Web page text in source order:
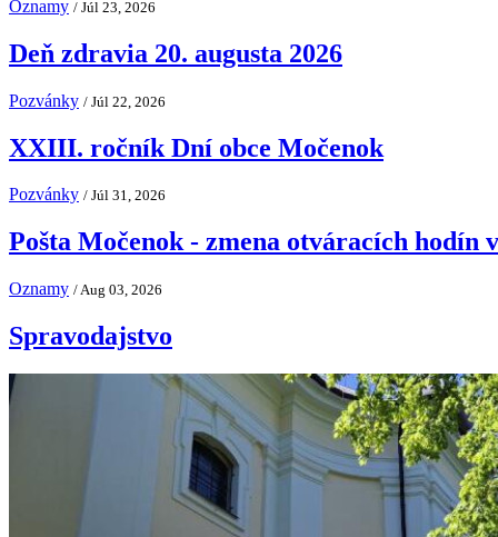
Oznamy / Júl 23, 2026
Deň zdravia 20. augusta 2026
Pozvánky / Júl 22, 2026
XXIII. ročník Dní obce Močenok
Pozvánky / Júl 31, 2026
Pošta Močenok - zmena otváracích hodín
Oznamy / Aug 03, 2026
Spravodajstvo